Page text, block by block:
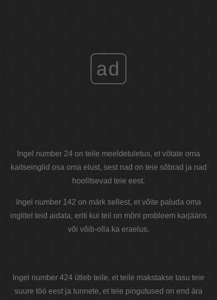
ad
Ingel number 24 on teile meeldetuletus, et võtate oma
kaitseinglid osa oma elust, sest nad on teie sõbrad ja nad
hoolitsevad teie eest.
Ingel number 142 on märk sellest, et võite paluda oma
inglitel teid aidata, eriti kui teil on mõni probleem karjääris
või võib-olla ka eraelus.
Ingel number 424 ütleb teile, et teile makstakse tasu teie
suure töö eest ja tunnete, et teie pingutused on end ära